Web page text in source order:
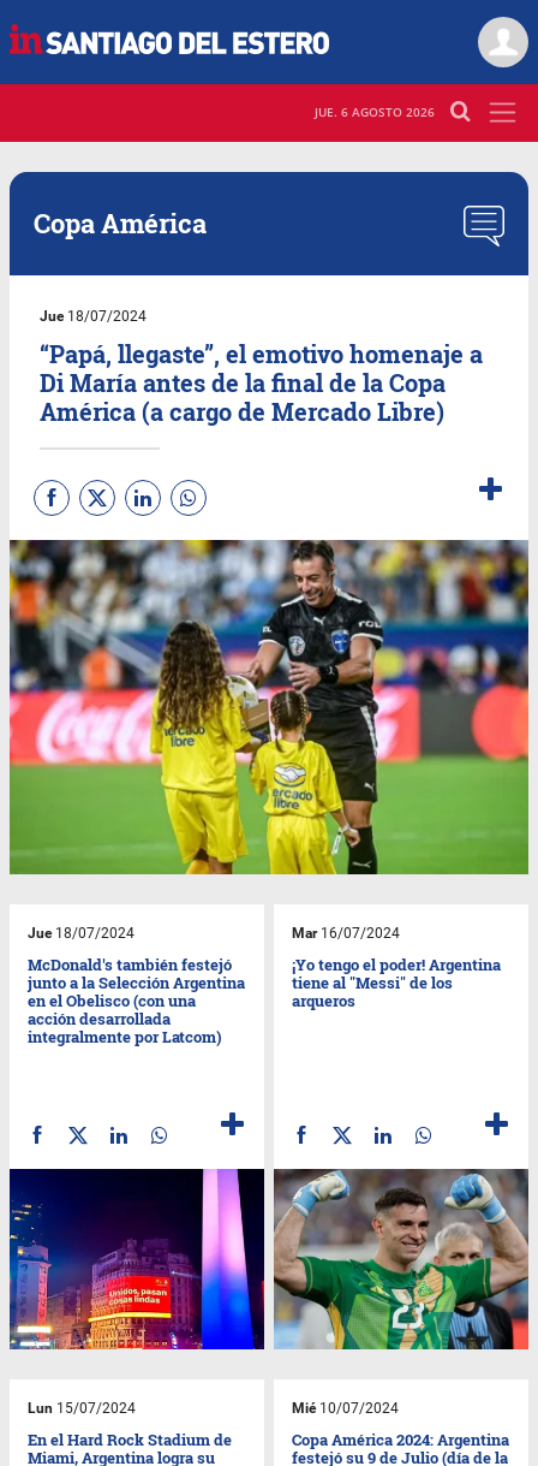
JUE. 6 AGOSTO 2026
Copa América
Jue18/07/2024
“Papá, llegaste”, el emotivo homenaje a
Di María antes de la final de la Copa
América (a cargo de Mercado Libre)
Jue18/07/2024
McDonald's también festejó
junto a la Selección Argentina
en el Obelisco (con una
acción desarrollada
integralmente por Latcom)
Mar16/07/2024
¡Yo tengo el poder! Argentina
tiene al "Messi" de los
arqueros
Lun 15/07/2024
En el Hard Rock Stadium de
Miami, Argentina logra su
Mié10/07/2024
Copa América 2024: Argentina
festejó su 9 de Julio (día de la